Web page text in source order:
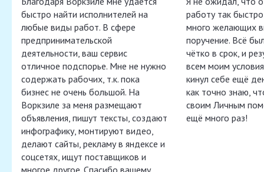
быстро найти исполнителей на
любые виды работ. В сфере
предпринимательской
деятельности, ваш сервис
отличное подспорье. Мне не нужно
содержать рабочих, т.к. пока
бизнес не очень большой. На
Воркзиле за меня размещают
объявления, пишут тексты, создают
инфографику, монтируют видео,
делают сайты, рекламу в яндексе и
соцсетях, ищут поставщиков и
работу так
много желающих
поручение. Всё
чётко в срок, и
всем моим
кинул себе ещё
как точно знаю,
своим Личным
ещё много раз!